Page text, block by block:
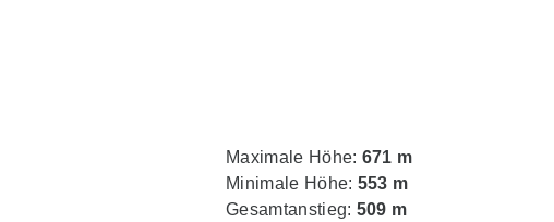
Maximale Höhe: 671 m
Minimale Höhe: 553 m
Gesamtanstieg: 509 m